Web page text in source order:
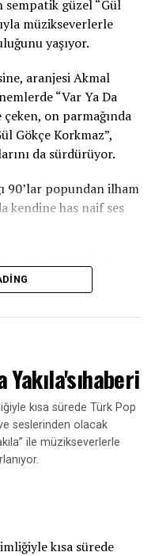
sempatik güzel “Gül
müzikseverlerle
yaşıyor.
aranjesi Akmal
“Var Ya Da
on parmağında
Gökçe Korkmaz”,
da sürdürüyor.
90’lar popundan ilham
kendine has naif ses
gözler önüne
Gökçe Korkmaz”ın
etiketiyle tüm dijital
yayında.
Yakıla'sıhaberi
kısa sürede Türk Pop
seslerinden olacak
ile müzikseverlerle
kısa sürede